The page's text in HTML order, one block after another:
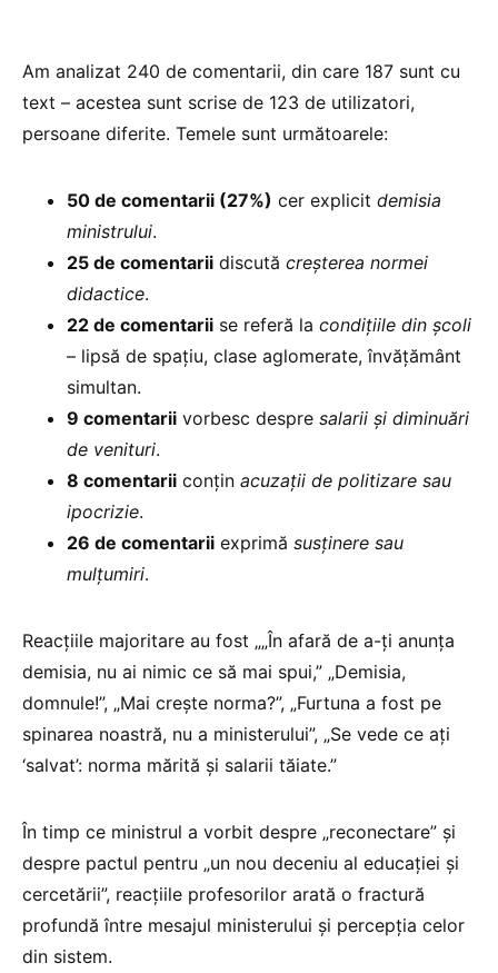
Am analizat 240 de comentarii, din care 187 sunt cu
text – acestea sunt scrise de 123 de utilizatori,
persoane diferite. Temele sunt următoarele:
50 de comentarii (27%) cer explicit demisia
ministrului.
25 de comentarii discută creșterea normei
didactice.
22 de comentarii se referă la condițiile din școli
– lipsă de spațiu, clase aglomerate, învățământ
simultan.
9 comentarii vorbesc despre salarii și diminuări
de venituri.
8 comentarii conțin acuzații de politizare sau
ipocrizie.
26 de comentarii exprimă susținere sau
mulțumiri.
Reacțiile majoritare au fost „„În afară de a-ți anunța
demisia, nu ai nimic ce să mai spui,” „Demisia,
domnule!”, „Mai crește norma?”, „Furtuna a fost pe
spinarea noastră, nu a ministerului”, „Se vede ce ați
‘salvat’: norma mărită și salarii tăiate.”
În timp ce ministrul a vorbit despre „reconectare” și
despre pactul pentru „un nou deceniu al educației și
cercetării”, reacțiile profesorilor arată o fractură
profundă între mesajul ministerului și percepția celor
din sistem.